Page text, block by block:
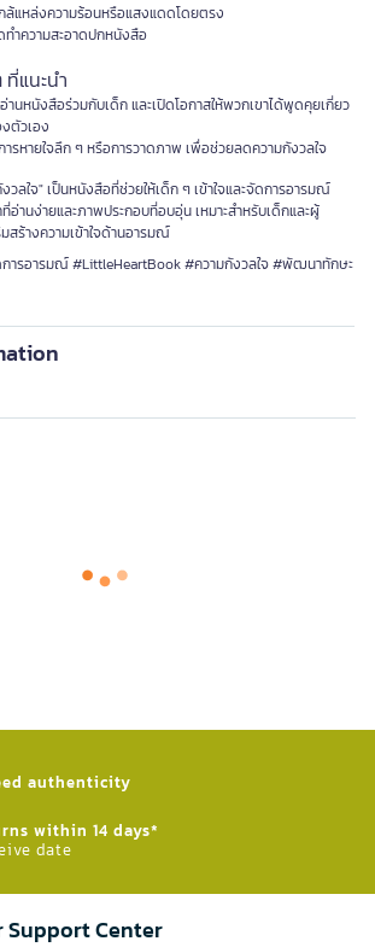
ล้แหล่งความร้อนหรือแสงแดดโดยตรง
ทำความสะอาดปกหนังสือ
แนะนำ
านหนังสือร่วมกับเด็ก และเปิดโอกาสให้พวกเขาได้พูดคุยเกี่ยว
ตัวเอง
ารหายใจลึก ๆ หรือการวาดภาพ เพื่อช่วยลดความกังวลใจ
วลใจ" เป็นหนังสือที่ช่วยให้เด็ก ๆ เข้าใจและจัดการอารมณ์
อ่านง่ายและภาพประกอบที่อบอุ่น เหมาะสำหรับเด็กและผู้
สร้างความเข้าใจด้านอารมณ์
ารอารมณ์ #LittleHeartBook #ความกังวลใจ #พัฒนาทักษะ
authenticity​
within 14 days*
date
Support Center